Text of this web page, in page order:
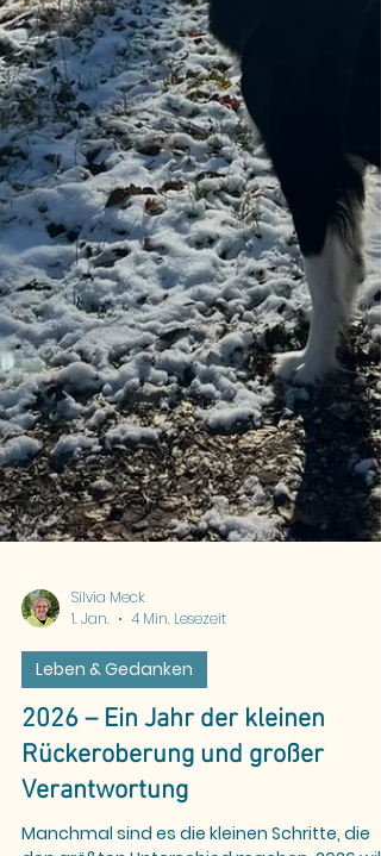
Silvia Meck
1. Jan.
4 Min. Lesezeit